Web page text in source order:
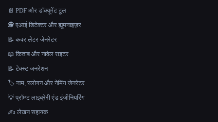
📄 PDF और डॉक्यूमेंट टूल
🕵️ एआई डिटेक्टर और ह्यूमनाइज़र
📝 कवर लेटर जेनरेटर
📖 किताब और नावेल राइटर
📝 टेक्स्ट जनरेशन
🏷️ नाम, स्लोगन और नेमिंग जेनरेटर
💡 प्रॉम्प्ट लाइब्रेरी एंड इंजीनियरिंग
✍️ लेखन सहायक